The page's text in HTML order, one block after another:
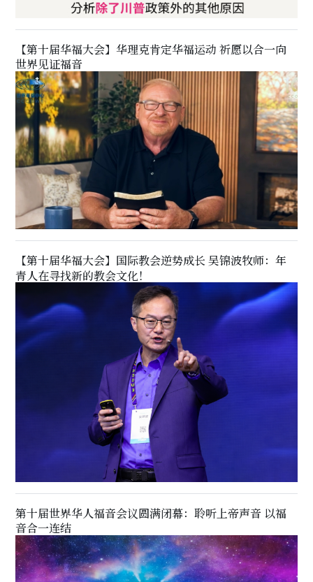
【第十届华福大会】华理克肯定华福运动 祈愿以合一向
世界见证福音
【第十届华福大会】国际教会逆势成长 吴锦波牧师：年
青人在寻找新的教会文化！
第十届世界华人福音会议圆满闭幕：聆听上帝声音 以福
音合一连结